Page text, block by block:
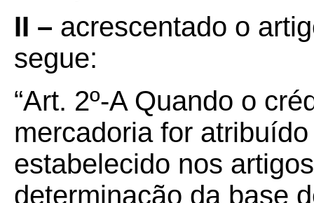
II – acrescentado o
segue:
“Art. 2º-A Quando o
mercadoria for
estabelecido nos
determinação da base